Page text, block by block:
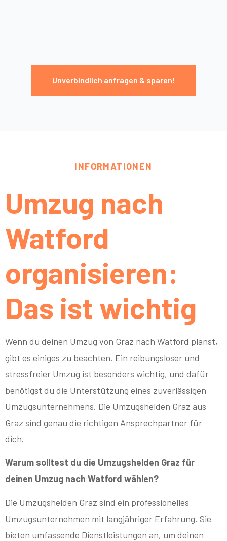
Unverbindlich anfragen & sparen!
INFORMATIONEN
Umzug nach
Watford
organisieren:
Das ist wichtig
Wenn du deinen Umzug von Graz nach Watford planst,
gibt es einiges zu beachten. Ein reibungsloser und
stressfreier Umzug ist besonders wichtig, und dafür
benötigst du die Unterstützung eines zuverlässigen
Umzugsunternehmens. Die Umzugshelden Graz aus
Graz sind genau die richtigen Ansprechpartner für
dich.
Warum solltest du die Umzugshelden Graz für
deinen Umzug nach Watford wählen?
Die Umzugshelden Graz sind ein professionelles
Umzugsunternehmen mit langjähriger Erfahrung. Sie
bieten umfassende Dienstleistungen an, um deinen